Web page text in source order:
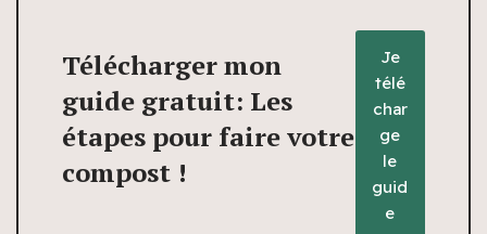
Télécharger mon
guide gratuit: Les
étapes pour faire votre
compost !
Je
télé
char
ge
le
guid
e